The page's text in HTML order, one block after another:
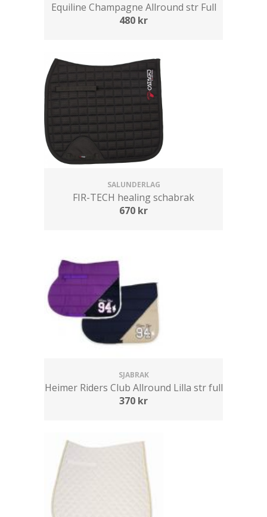
Equiline Champagne Allround str Full
480 kr
SALUNDERLAG
FIR-TECH healing schabrak
670 kr
SJABRAK
Heimer Riders Club Allround Lilla str full
370 kr